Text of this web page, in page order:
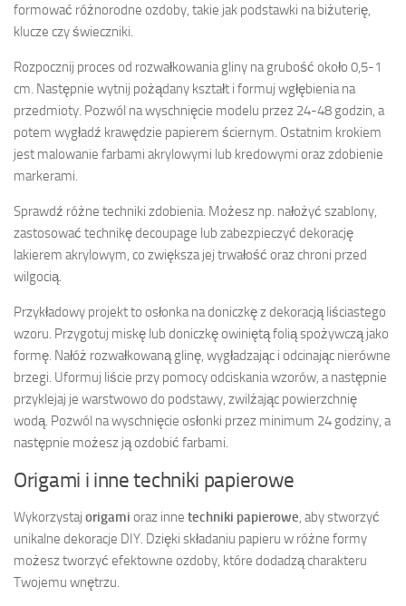
formować różnorodne ozdoby, takie jak podstawki na biżuterię,
klucze czy świeczniki.
Rozpocznij proces od rozwałkowania gliny na grubość około 0,5-1
cm. Następnie wytnij pożądany kształt i formuj wgłębienia na
przedmioty. Pozwól na wyschnięcie modelu przez 24-48 godzin, a
potem wygładź krawędzie papierem ściernym. Ostatnim krokiem
jest malowanie farbami akrylowymi lub kredowymi oraz zdobienie
markerami.
Sprawdź różne techniki zdobienia. Możesz np. nałożyć szablony,
zastosować technikę decoupage lub zabezpieczyć dekorację
lakierem akrylowym, co zwiększa jej trwałość oraz chroni przed
wilgocią.
Przykładowy projekt to osłonka na doniczkę z dekoracją liściastego
wzoru. Przygotuj miskę lub doniczkę owiniętą folią spożywczą jako
formę. Nałóż rozwałkowaną glinę, wygładzając i odcinając nierówne
brzegi. Uformuj liście przy pomocy odciskania wzorów, a następnie
przyklejaj je warstwowo do podstawy, zwilżając powierzchnię
wodą. Pozwól na wyschnięcie osłonki przez minimum 24 godziny, a
następnie możesz ją ozdobić farbami.
Origami i inne techniki papierowe
Wykorzystaj origami oraz inne techniki papierowe, aby stworzyć
unikalne dekoracje DIY. Dzięki składaniu papieru w różne formy
możesz tworzyć efektowne ozdoby, które dodadzą charakteru
Twojemu wnętrzu.